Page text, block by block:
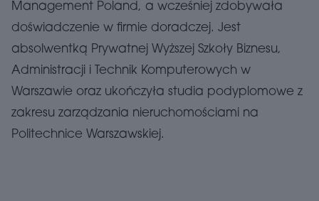
Management Poland, a wcześniej zdobywała
doświadczenie w firmie doradczej. Jest
absolwentką Prywatnej Wyższej Szkoły Biznesu,
Administracji i Technik Komputerowych w
Warszawie oraz ukończyła studia podyplomowe z
zakresu zarządzania nieruchomościami na
Politechnice Warszawskiej.